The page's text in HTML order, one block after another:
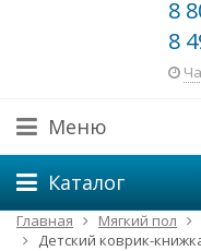
8
8
Меню
Каталог
Главная Мягкий пол
Детский коврик-